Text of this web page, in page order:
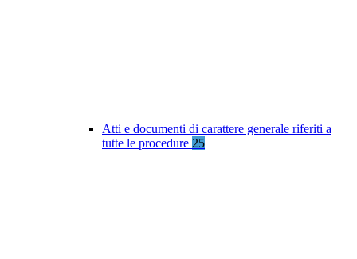
Atti e documenti di carattere generale riferiti a
tutte le procedure 25